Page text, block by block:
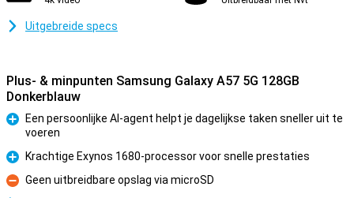
Uitgebreide specs
Plus- & minpunten Samsung Galaxy A57 5G 128GB
Donkerblauw
Pluspunt
Een persoonlijke AI-agent helpt je dagelijkse taken sneller uit te
voeren
Pluspunt
Krachtige Exynos 1680-processor voor snelle prestaties
Minpunt
Geen uitbreidbare opslag via microSD